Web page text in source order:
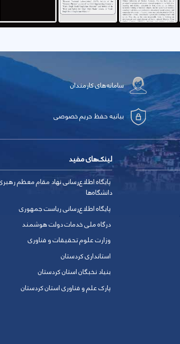
سامانه‌های کارمندان
بیانیه حفظ حریم خصوصی
لینک‌های مفید
پایگاه اطلاع‌رسانی نهاد مقام معظم
دانشگاه‌ها
پایگاه اطلاع‌رسانی ریاست جمهوری
درگاه ملی خدمات دولت هوشمند
وزارت علوم تحقیقات و فناوری
استانداری کردستان
بنیاد نخبگان استان کردستان
پارک علم و فناوری استان کردستان